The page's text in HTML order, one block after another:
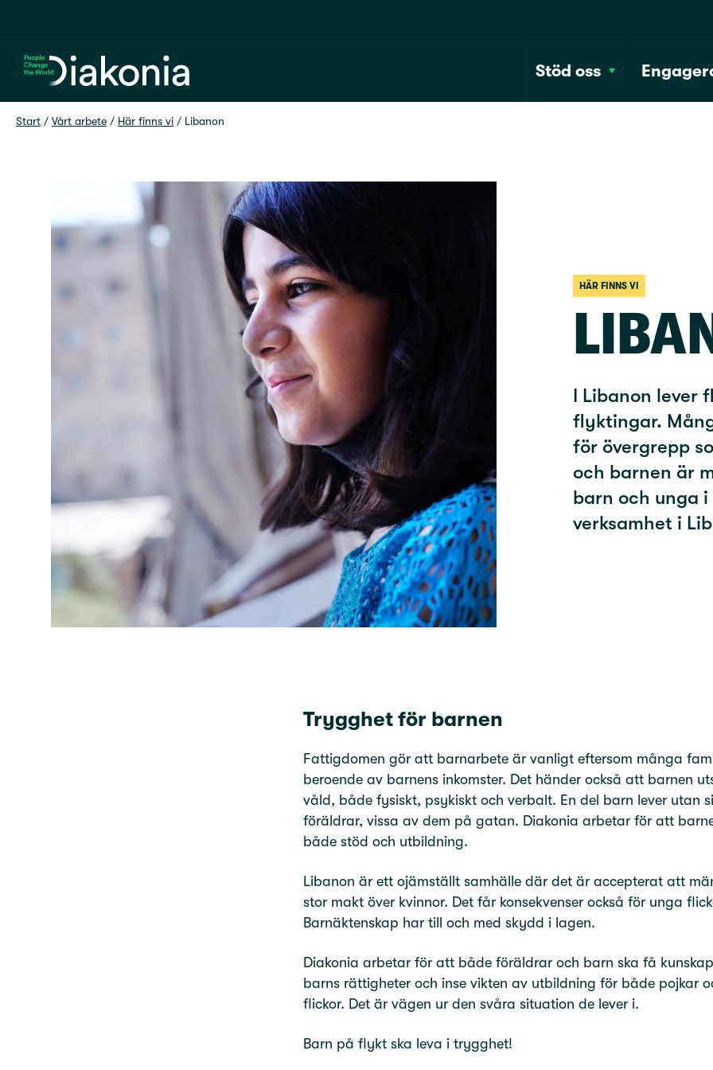
Hem Stöd oss
Start / Vårt arbete / Här finns vi / Libanon
HÄR FINNS VI
I Libanon lever
flyktingar.
för övergrepp
och barnen är
barn och unga
verksamhet i
Trygghet för barnen
Fattigdomen gör att barnarbete är vanligt eftersom många
beroende av barnens inkomster. Det händer också att barnen
våld, både fysiskt, psykiskt och verbalt. En del barn lever utan
föräldrar, vissa av dem på gatan. Diakonia arbetar för att
både stöd och utbildning.
Libanon är ett ojämställt samhälle där det är accepterat att
stor makt över kvinnor. Det får konsekvenser också för unga
Barnäktenskap har till och med skydd i lagen.
Diakonia arbetar för att både föräldrar och barn ska få
barns rättigheter och inse vikten av utbildning för både pojkar
flickor. Det är vägen ur den svåra situation de lever i.
Barn på flykt ska leva i trygghet!